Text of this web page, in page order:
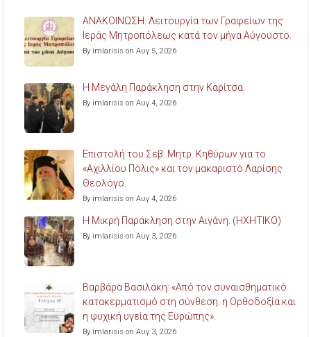
ΑΝΑΚΟΙΝΩΣΗ: Λειτουργία των Γραφείων της
Ιεράς Μητροπόλεως κατά τον μήνα Αύγουστο.
By imlarisis on Αυγ 5, 2026
Η Μεγάλη Παράκληση στην Καρίτσα.
By imlarisis on Αυγ 4, 2026
Επιστολή του Σεβ. Μητρ. Κηθύρων για το
«Αχιλλίου Πόλις» και τον μακαριστό Λαρίσης
Θεολόγο.
By imlarisis on Αυγ 4, 2026
Η Μικρή Παράκληση στην Αιγάνη. (ΗΧΗΤΙΚΟ)
By imlarisis on Αυγ 3, 2026
Βαρβάρα Βασιλάκη: «Από τον συναισθηματικό
κατακερματισμό στη σύνθεση: η Ορθοδοξία και
η ψυχική υγεία της Ευρώπης».
By imlarisis on Αυγ 3, 2026